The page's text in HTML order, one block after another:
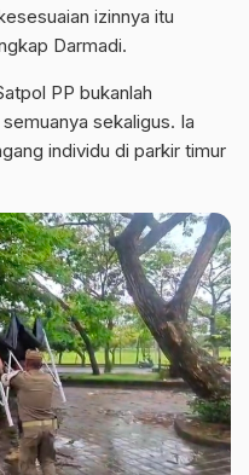
izinnya itu
Darmadi.
PP bukanlah
sekaligus. Ia
individu di parkir timur